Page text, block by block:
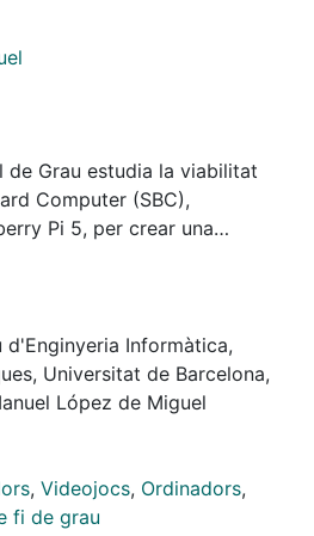
de Grau estudia la viabilitat
Computer (SBC),
Pi 5, per crear una
videojocs de diverses
sobre els SBC, les
de videojocs, posant èmfasi
els reptes tècnics que suposa.
el procés de configuració i
manual de diversos
de reproduir sistemes com
DS, PSP o GameCube.
d'Enginyeria Informàtica,
Universitat de Barcelona,
López de Miguel
, Videojocs, Ordinadors,
fi de grau